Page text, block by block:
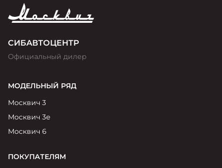
СИБАВТОЦЕНТР
Официальный дилер
МОДЕЛЬНЫЙ РЯД
Москвич 3
Москвич 3е
Москвич 6
ПОКУПАТЕЛЯМ